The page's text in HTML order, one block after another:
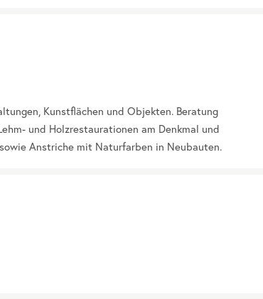
Kunstflächen und Objekten. Beratung
und Holzrestaurationen am Denkmal und
Anstriche mit Naturfarben in Neubauten.